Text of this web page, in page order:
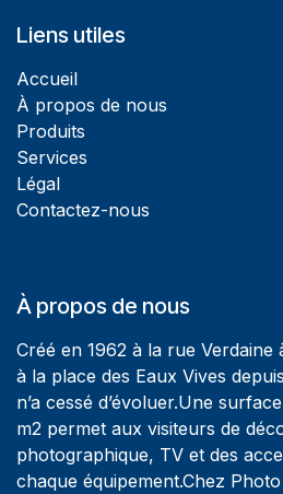
Liens utiles
Accueil
À propos de nous
Produits
Services
Légal
Contactez-nous
À propos de nous
Créé en 1962 à la rue Verdaine
à la place des Eaux Vives
n’a cessé d’évoluer.Une
m2 permet aux visiteurs de
photographique, TV et des
chaque équipement.Chez